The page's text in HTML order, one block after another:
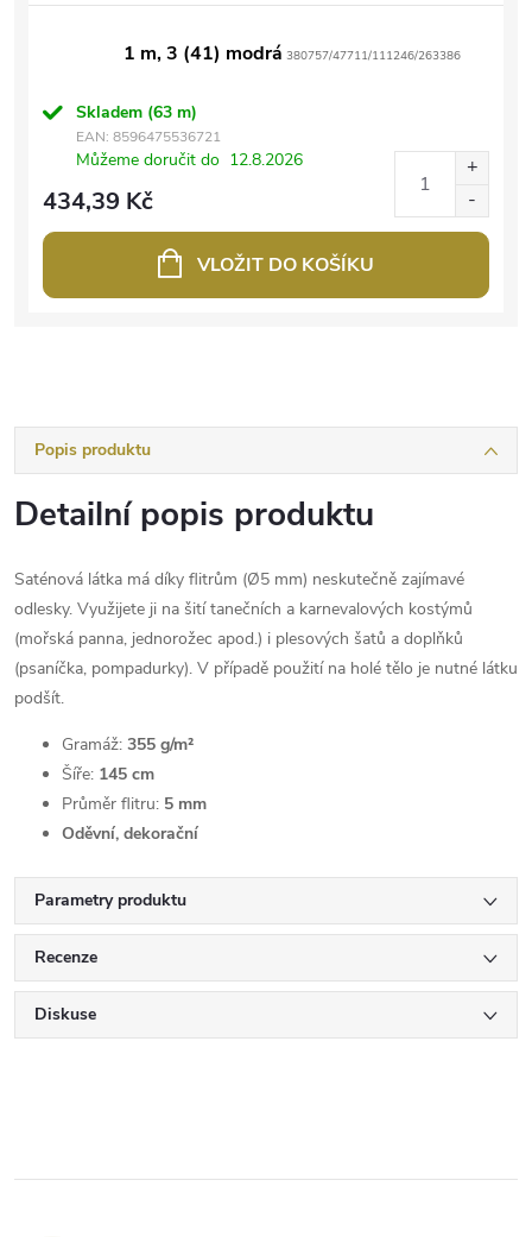
1 m, 3 (41) modrá 380757/47711/111246/263386
Skladem (63 m)
EAN: 8596475536721
Můžeme doručit do 12.8.2026
434,39 Kč
VLOŽIT DO KOŠÍKU
Popis produktu
Detailní popis produktu
Saténová látka má díky flitrům (Ø5 mm) neskutečně zajímavé
odlesky. Využijete ji na šití tanečních a karnevalových kostýmů
(mořská panna, jednorožec apod.) i plesových šatů a doplňků
(psaníčka, pompadurky). V případě použití na holé tělo je nutné látku
podšít.
Gramáž: 355 g/m²
Šíře: 145 cm
Průměr flitru: 5 mm
Oděvní, dekorační
Parametry produktu
Recenze
Diskuse